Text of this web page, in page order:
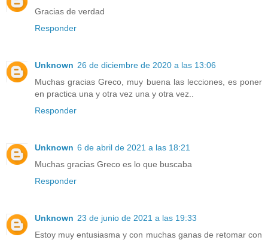
Gracias de verdad
Responder
Unknown 26 de diciembre de 2020 a las 13:06
Muchas gracias Greco, muy buena las lecciones, es poner
en practica una y otra vez una y otra vez..
Responder
Unknown 6 de abril de 2021 a las 18:21
Muchas gracias Greco es lo que buscaba
Responder
Unknown 23 de junio de 2021 a las 19:33
Estoy muy entusiasma y con muchas ganas de retomar con